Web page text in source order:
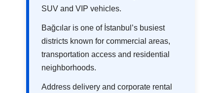
SUV and VIP vehicles.
Bağcılar is one of İstanbul’s busiest
districts known for commercial areas,
transportation access and residential
neighborhoods.
Address delivery and corporate rental